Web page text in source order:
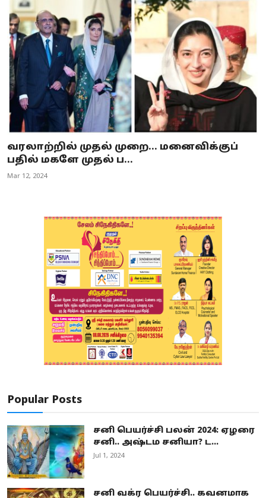
வரலாற்றில் முதல் முறை... மனைவிக்குப்
பதில் மகளே முதல் ப...
Mar 12, 2024
Popular Posts
சனி பெயர்ச்சி பலன் 2024: ஏழரை
சனி.. அஷ்டம சனியா? ட...
Jul 1, 2024
சனி வக்ர பெயர்ச்சி.. கவனமாக